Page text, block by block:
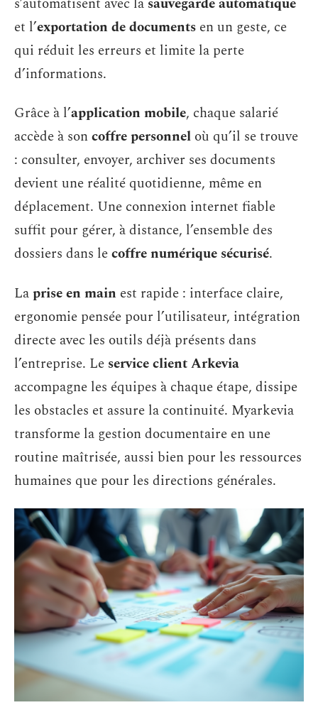
et l’exportation de documents en un geste, ce
qui réduit les erreurs et limite la perte
d’informations.
Grâce à l’application mobile, chaque salarié
accède à soncoffre personnel où qu’il se trouve
: consulter, envoyer, archiver ses documents
devient une réalité quotidienne, même en
déplacement. Une connexion internet fiable
suffit pour gérer, à distance, l’ensemble des
dossiers dans lecoffre numérique sécurisé.
Laprise en main est rapide : interface claire,
ergonomie pensée pour l’utilisateur, intégration
directe avec les outils déjà présents dans
l’entreprise. Le service client Arkevia
accompagne les équipes à chaque étape, dissipe
les obstacles et assure la continuité. Myarkevia
transforme la gestion documentaire en une
routine maîtrisée, aussi bien pour les ressources
humaines que pour les directions générales.